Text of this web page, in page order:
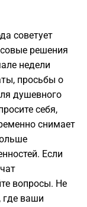
советует
решения
недели
просьбы о
душевного
себя,
снимает
Если
вопросы. Не
где ваши